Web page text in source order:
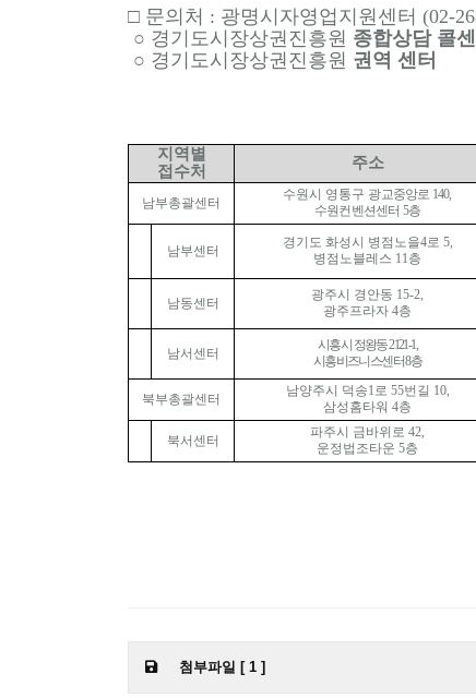
□ 문의처 : 광명시자영업지원센터 (02-
○ 경기도시장상권진흥원 종합상담 콜
○ 경기도시장상권진흥원 권역 센터
지역별
접수처
주소
남부총괄센터
수원시 영통구 광교중앙로 140,
수원컨벤션센터 5층
남부센터
경기도 화성시 병점노을4로 5,
병점노블레스 11층
남동센터
광주시 경안동 15-2,
광주프라자 4층
남서센터
시흥시 정왕동2121-1,
시흥비즈니스센터8층
북부총괄센터
남양주시 덕송1로 55번길 10,
삼성홈타워 4층
북서센터
파주시 금바위로 42,
운정법조타운 5층
첨부파일 [ 1 ]